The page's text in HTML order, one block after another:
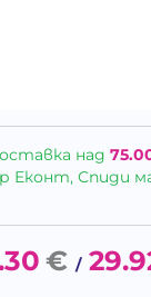
над
Еконт, Спиди
€ /